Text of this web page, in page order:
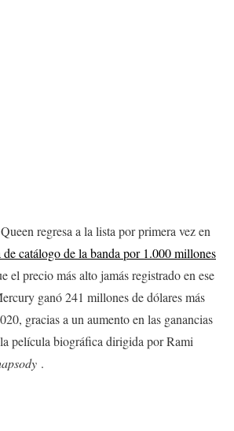
regresa a la lista por primera vez en
de catálogo de la banda por 1.000 millones
el precio más alto jamás registrado en ese
ganó 241 millones de dólares más
gracias a un aumento en las ganancias
película biográfica dirigida por Rami
.